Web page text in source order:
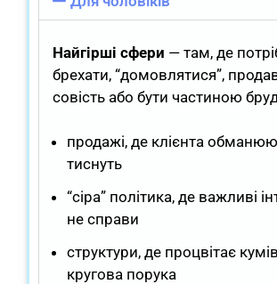
Найгірші сфери — там, де
брехати, “домовлятися”,
совість або бути частиною
продажі, де клієнта
тиснуть
“сіра” політика, де важливі
не справи
структури, де процвітає
кругова порука